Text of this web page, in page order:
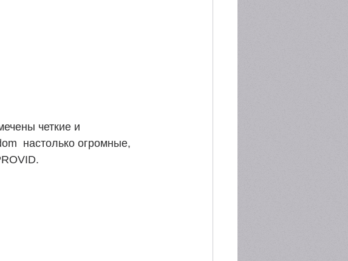
четкие и
настолько огромные,